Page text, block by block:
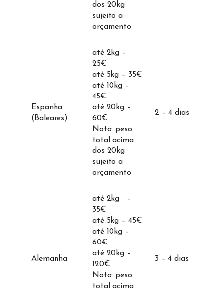
dos 20kg
sujeito a
orçamento
Espanha
(Baleares)
até 2kg –
25€
até 5kg – 35€
até 10kg –
45€
até 20kg –
60€
Nota: peso
total acima
dos 20kg
sujeito a
orçamento
2 – 4 dias
Alemanha
até 2kg –
35€
até 5kg – 45€
até 10kg –
60€
até 20kg –
120€
Nota: peso
total acima
3 – 4 dias